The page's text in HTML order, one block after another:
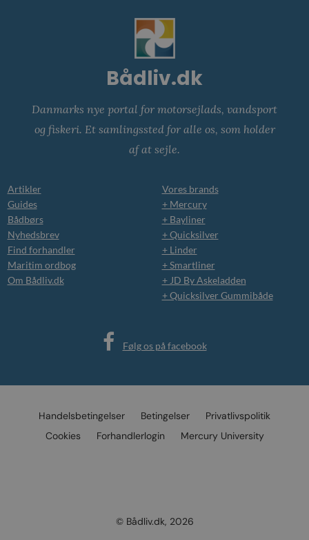
Bådliv.dk
Danmarks nye portal for motorsejlads, vandsport
og fiskeri. Et samlingssted for alle os, som holder
af at sejle.
Artikler
Guides
Bådbørs
Nyhedsbrev
Find forhandler
Maritim ordbog
Om Bådliv.dk
Vores brands
+ Mercury
+ Bayliner
+ Quicksilver
+ Linder
+ Smartliner
+ JD By Askeladden
+ Quicksilver Gummibåde
Følg os på facebook
Handelsbetingelser Betingelser
Privatlivspolitik
Cookies
Forhandlerlogin Mercury University
© Bådliv.dk, 2026